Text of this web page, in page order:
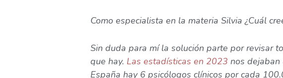
Como especialista en la materia Silvia ¿Cuál
Sin duda para mí la solución parte por revisar
que hay. Las estadísticas en 2023 nos
España hay 6 psicólogos clínicos por cada